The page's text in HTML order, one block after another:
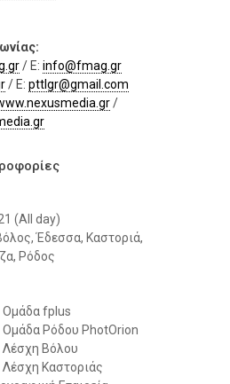
/ E: info@fmag.gr
/ E: pttlgr@gmail.com
/
(All day)
Έδεσσα, Καστοριά,
Ρόδος
fplus
Ρόδου PhotOrion
Βόλου
Καστοριάς